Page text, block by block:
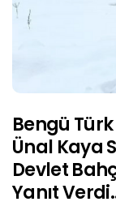
Bengü
Ünal Kaya
Devlet
Yanıt